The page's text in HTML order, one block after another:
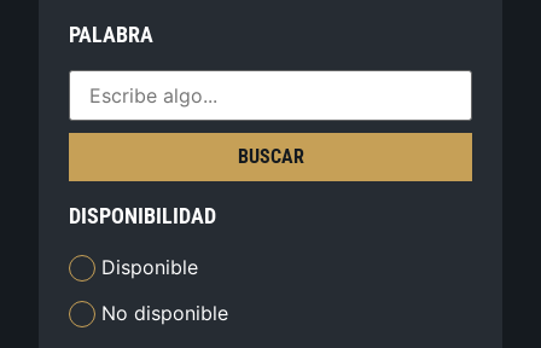
PALABRA
BUSCAR
DISPONIBILIDAD
Disponible
No disponible